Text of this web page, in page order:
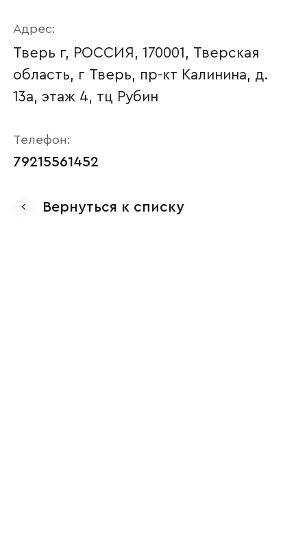
Адрес:
Тверь г, РОССИЯ, 170001, Тверская
область, г Тверь, пр-кт Калинина, д.
13а, этаж 4, тц Рубин
Телефон:
79215561452
Вернуться к списку